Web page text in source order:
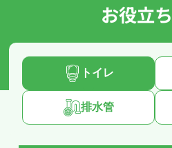
お役立
トイレ
排水管